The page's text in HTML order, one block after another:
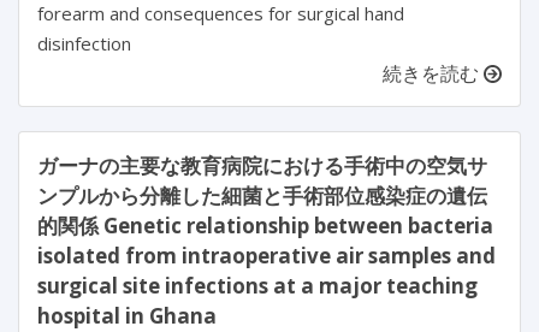
forearm and consequences for surgical hand
disinfection
続きを読む
ガーナの主要な教育病院における手術中の空気サ
ンプルから分離した細菌と手術部位感染症の遺伝
的関係 Genetic relationship between bacteria
isolated from intraoperative air samples and
surgical site infections at a major teaching
hospital in Ghana